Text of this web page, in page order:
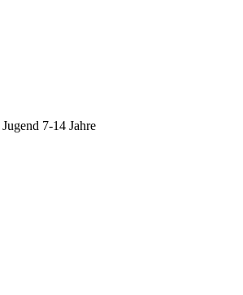
7-14 Jahre